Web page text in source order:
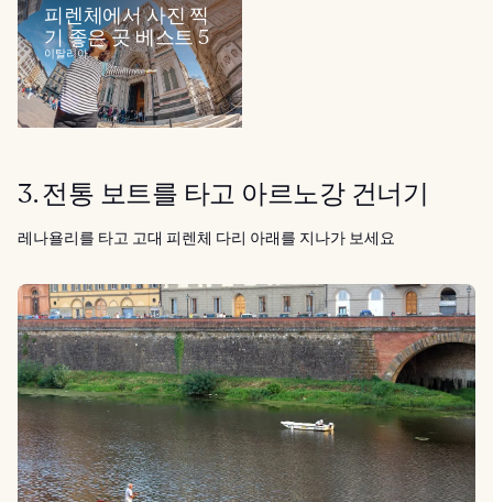
피렌체에서 사진 찍
기 좋은 곳 베스트 5
이탈리아
3. 전통 보트를 타고 아르노강 건너기
레나욜리를 타고 고대 피렌체 다리 아래를 지나가 보세요